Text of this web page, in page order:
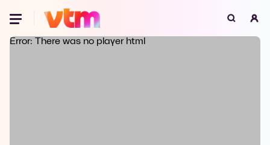
Oeps, browser niet ondersteund
Error: There was no player html